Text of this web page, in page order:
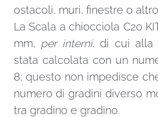
ostacoli, muri, finestre o
La Scala a chiocciola C20
mm, per interni, di cui alla
stata calcolata con un
8; questo non impedisce
numero di gradini diverso
tra gradino e gradino.